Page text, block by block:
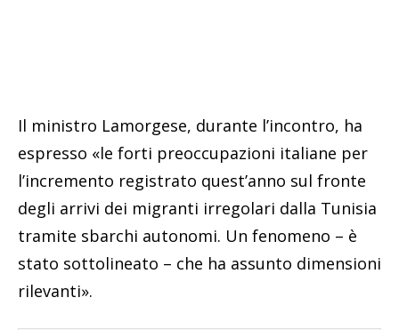
Il ministro Lamorgese, durante l’incontro, ha
espresso «le forti preoccupazioni italiane per
l’incremento registrato quest’anno sul fronte
degli arrivi dei migranti irregolari dalla Tunisia
tramite sbarchi autonomi. Un fenomeno – è
stato sottolineato – che ha assunto dimensioni
rilevanti».